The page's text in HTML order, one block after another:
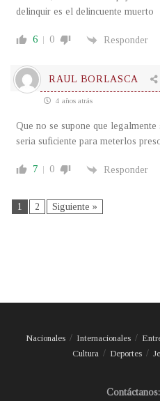
delinquir es el delincuente muerto
6 0 Responder
RAUL BORLASCA
4 años atrás
Que no se supone que
seria suficiente para meterlos
7 0 Responder
1 2 Siguiente »
Nacionales Internacionales
Cultura
Deportes